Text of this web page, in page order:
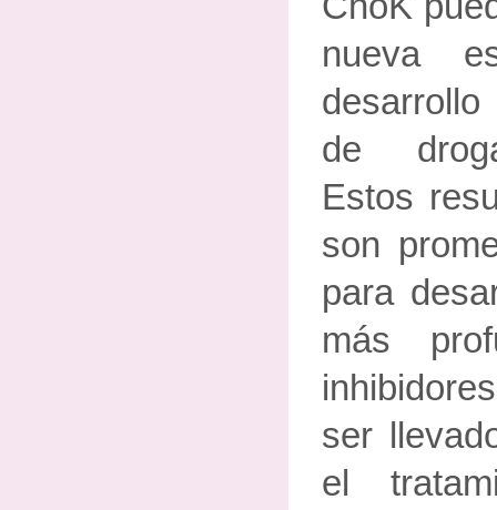
nueva
de
Estos
son
para
más
ser
el